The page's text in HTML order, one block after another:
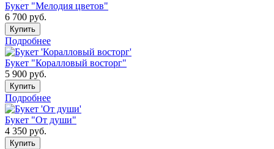
Букет "Мелодия цветов"
6 700 руб.
Купить
Подробнее
Букет "Коралловый восторг"
5 900 руб.
Купить
Подробнее
Букет "От души"
4 350 руб.
Купить